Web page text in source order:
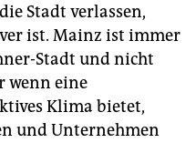
Stadt verlassen,
ist. Mainz ist immer
Stadt und nicht
wenn eine
Klima bietet,
und Unternehmen